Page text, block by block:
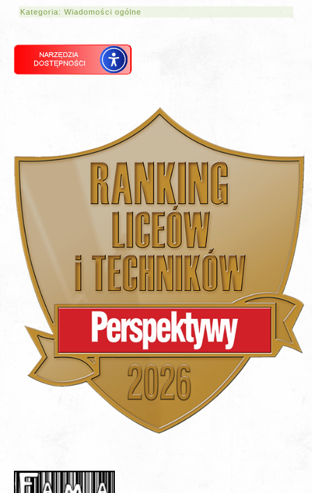
Kategoria:Wiadomości ogólne